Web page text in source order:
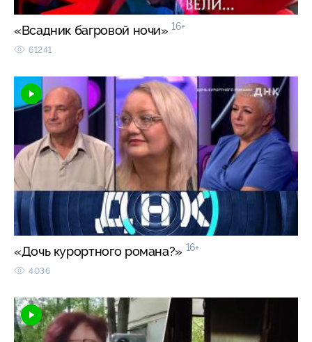
«Всадник багровой ночи» 16+
61241
«Дочь курортного романа?» 16+
4036